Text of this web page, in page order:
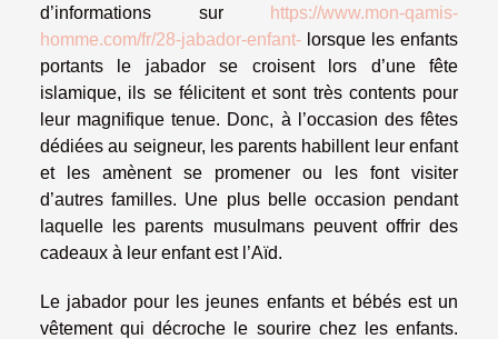
d’informations sur
https://www.mon-qamis-
homme.com/fr/28-jabador-enfant- lorsque les enfants
portants le jabador se croisent lors d’une fête
islamique, ils se félicitent et sont très contents pour
leur magnifique tenue. Donc, à l’occasion des fêtes
dédiées au seigneur, les parents habillent leur enfant
et les amènent se promener ou les font visiter
d’autres familles. Une plus belle occasion pendant
laquelle les parents musulmans peuvent offrir des
cadeaux à leur enfant est l’Aïd.
Le jabador pour les jeunes enfants et bébés est un
vêtement qui décroche le sourire chez les enfants.